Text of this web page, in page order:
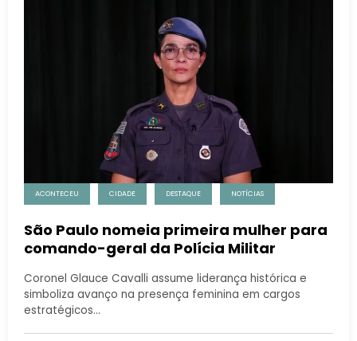
ACONTECEU CIDADE DESTAQUE NOTÍCIAS
São Paulo nomeia primeira mulher para
comando-geral da Polícia Militar
Coronel Glauce Cavalli assume liderança histórica e
simboliza avanço na presença feminina em cargos
estratégicos…